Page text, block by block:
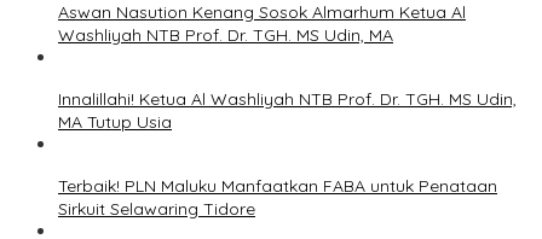
Aswan Nasution Kenang Sosok Almarhum Ketua Al
Washliyah NTB Prof. Dr. TGH. MS Udin, MA
Innalillahi! Ketua Al Washliyah NTB Prof. Dr. TGH. MS Udin,
MA Tutup Usia
Terbaik! PLN Maluku Manfaatkan FABA untuk Penataan
Sirkuit Selawaring Tidore